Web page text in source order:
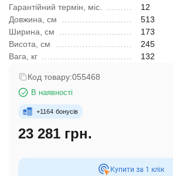
Гарантійний термін, міс.
12
Довжина, см
513
Ширина, см
173
Висота, см
245
Вага, кг
132
Код товару:055468
В наявності
+1164 бонусів
23 281 грн.
Купити за 1 клiк